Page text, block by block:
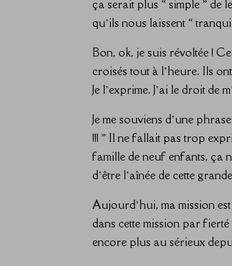
ça serait plus « simple » de
qu’ils nous laissent «
Bon, ok, je suis révoltée !
croisés tout à l’heure. Ils
Je l’exprime. J’ai le droit de
Je me souviens d’une
!!! » Il ne fallait pas trop
famille de neuf enfants, ça
d’être l’aînée de cette
Aujourd’hui, ma mission
dans cette mission par
encore plus au sérieux